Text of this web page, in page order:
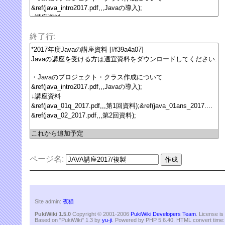
終了行:
ページ名:
Site admin:夜猫
PukiWiki 1.5.0 Copyright © 2001-2006 PukiWiki Developers Team . License is
Based on "PukiWiki" 1.3 byyu-ji . Powered by PHP 5.6.40. HTML convert